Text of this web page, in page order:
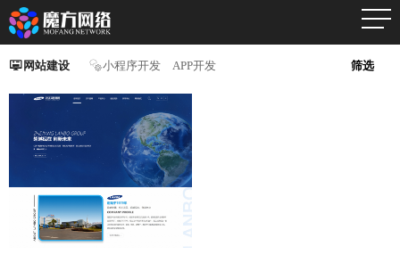
网站建设 小程序开发 APP开发 筛选